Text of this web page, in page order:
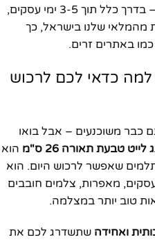
המשלוח אלינו הוא מהיר במיוחד – בדרך כלל תוך 3-5 ימי עסקים,
מהמלאי שלנו בישראל, כך
באתרים זרים.
כדאי לכם לרכוש
משוכנעים – אבל בואו
לייט טבעת תאורה 26 ס"מ
הוא
שאפשר לרכוש היום. הוא
מאפרות, צלמים חובבים
טוב יותר במצלמה.
ואחידה שתשדרג לכם את